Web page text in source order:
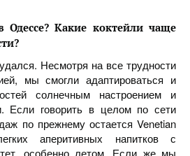
Одессе?Какие коктейли чаще
Несмотря на все трудности
мы смогли адаптироваться и
солнечным настроением и
Если говорить в целом по сети
по прежнему остается Venetian
аперитивных напитков с
особенно летом. Если же мы